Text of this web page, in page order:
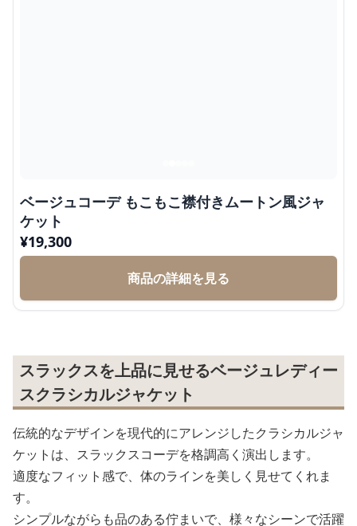
ベージュコーデ もこもこ襟付きムートン風ジャ
ケット
¥19,300
商品の詳細を見る
スラックスを上品に見せるベージュレディー
スクラシカルジャケット
伝統的なデザインを現代的にアレンジしたクラシカルジャ
ケットは、スラックスコーデを格調高く演出します。
適度なフィット感で、体のラインを美しく見せてくれま
す。
シンプルながらも品のある佇まいで、様々なシーンで活躍